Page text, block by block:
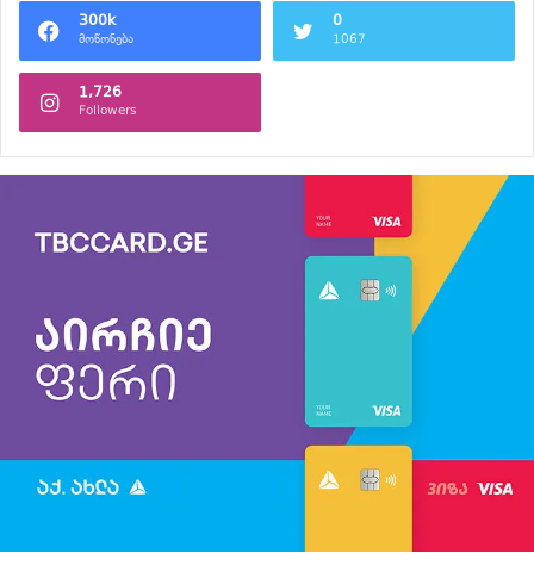
300k
მოწონება
0
1067
1,726
Followers